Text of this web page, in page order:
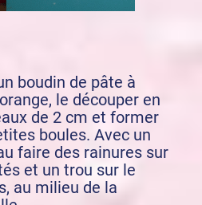
boudin de pâte à
le découper en
de 2 cm et former
boules. Avec un
faire des rainures sur
et un trou sur le
au milieu de la